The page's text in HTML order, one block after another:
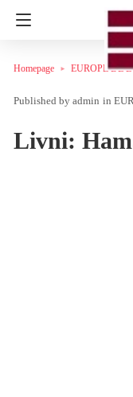
Homepage EUROPE DE
admin in
Livni: